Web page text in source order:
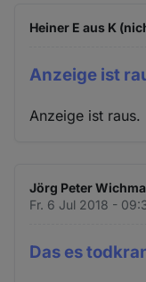
Heiner E aus K
Anzeige ist
Anzeige ist raus.
Jörg Peter
Fr. 6 Jul 2018 -
Das es